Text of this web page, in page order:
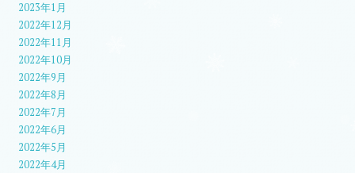
2023年1月
2022年12月
2022年11月
2022年10月
2022年9月
2022年8月
2022年7月
2022年6月
2022年5月
2022年4月